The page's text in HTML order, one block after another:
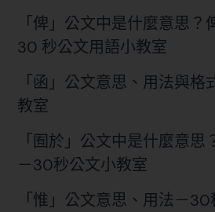
「俾」公文中是什麼意思？
30 秒公文用語小教室
「函」公文意思、用法與
教室
「囿於」公文中是什麼意思
－30秒公文小教室
「惟」公文意思、用法－